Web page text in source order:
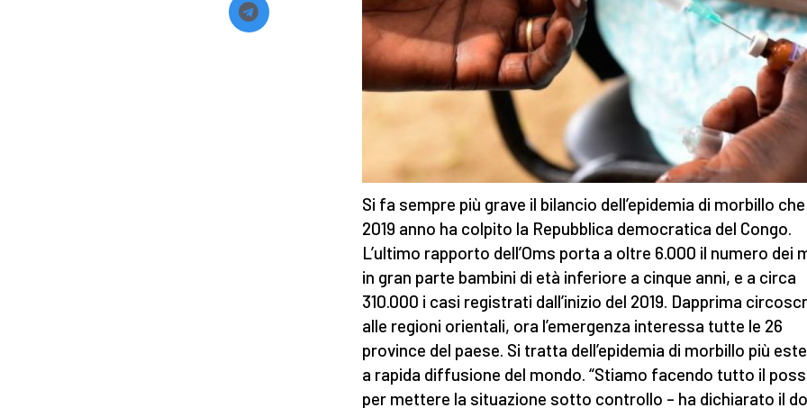
Si fa sempre più grave il bilancio dell’epidemia di morbillo
2019 anno ha colpito la Repubblica democratica del Congo.
L’ultimo rapporto dell’Oms porta a oltre 6.000 il numero dei
in gran parte bambini di età inferiore a cinque anni, e a circa
310.000 i casi registrati dall’inizio del 2019. Dapprima
alle regioni orientali, ora l’emergenza interessa tutte le 26
province del paese. Si tratta dell’epidemia di morbillo più
a rapida diffusione del mondo. “Stiamo facendo tutto il
per mettere la situazione sotto controllo – ha dichiarato il